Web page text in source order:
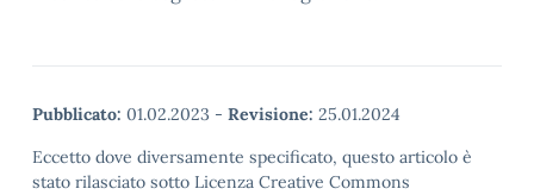
Pubblicato: 01.02.2023 - Revisione: 25.01.2024
Eccetto dove diversamente specificato, questo articolo è
stato rilasciato sotto Licenza Creative Commons